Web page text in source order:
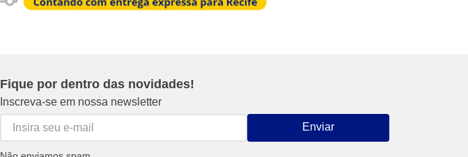
Fique por dentro das novidades!
Inscreva-se em nossa newsletter
Enviar